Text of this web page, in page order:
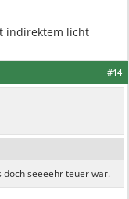
indirektem licht
#14
doch seeeehr teuer war.